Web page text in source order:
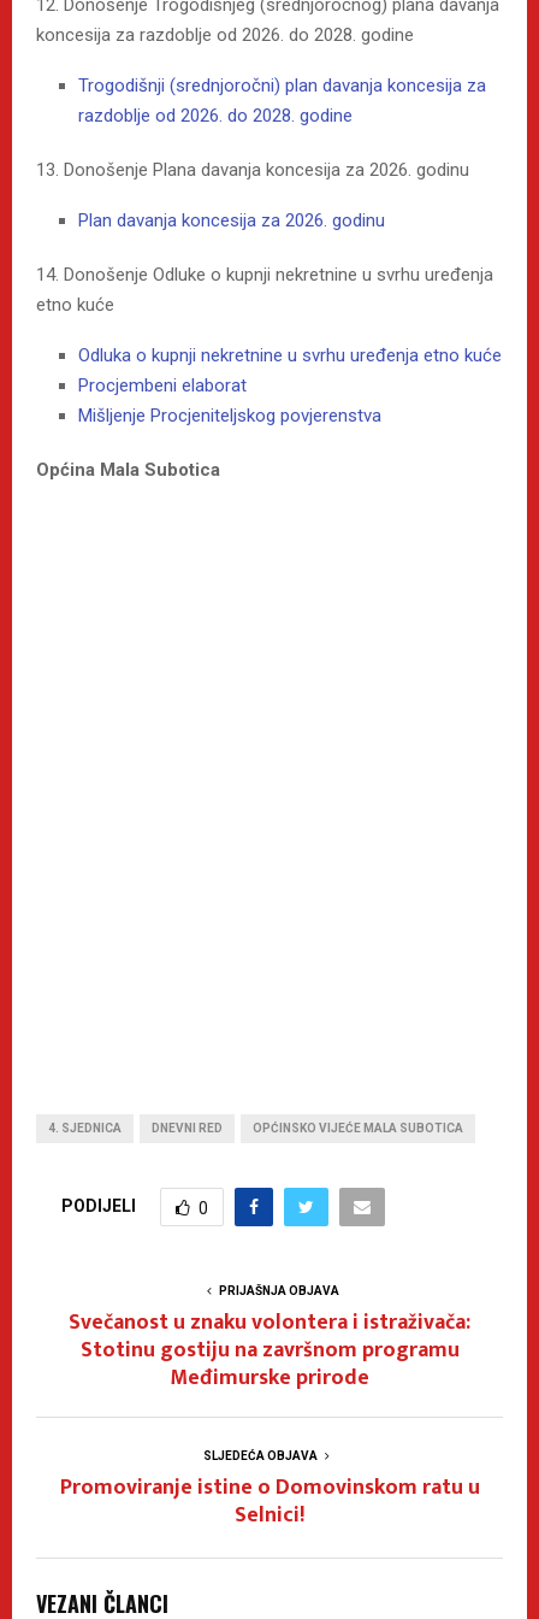
12. Donošenje Trogodišnjeg (srednjoročnog) plana davanja
koncesija za razdoblje od 2026. do 2028. godine
Trogodišnji (srednjoročni) plan davanja koncesija za
razdoblje od 2026. do 2028. godine
13. Donošenje Plana davanja koncesija za 2026. godinu
Plan davanja koncesija za 2026. godinu
14. Donošenje Odluke o kupnji nekretnine u svrhu uređenja
etno kuće
Odluka o kupnji nekretnine u svrhu uređenja etno kuće
Procjembeni elaborat
Mišljenje Procjeniteljskog povjerenstva
Općina Mala Subotica
4. SJEDNICA DNEVNI RED OPĆINSKO VIJEĆE MALA SUBOTICA
PODIJELI 0
PRIJAŠNJA OBJAVA
Svečanost u znaku volontera i istraživača:
Stotinu gostiju na završnom programu
Međimurske prirode
SLJEDEĆA OBJAVA
Promoviranje istine o Domovinskom ratu u
Selnici!
VEZANI ČLANCI